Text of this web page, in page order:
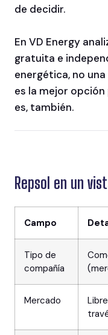
de decidir.
En VD Energy
gratuita e
energética, no
es la mejor
es, también.
Repsol en un
Campo
Tipo de
compañía
Mercado